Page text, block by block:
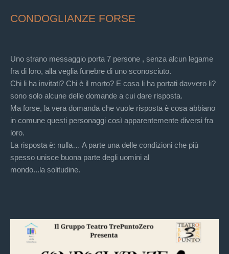
CONDOGLIANZE FORSE
Uno strano messaggio porta 7 persone , senza alcun legame
fra di loro, alla veglia funebre di uno sconosciuto.
Chi li ha invitati? Chi è il morto? E cosa li ha portati davvero li?
sono solo alcune delle domande a cui dare risposta.
Ma forse, la vera domanda che vuole risposta è cosa abbiano
in comune questi personaggi così apparentemente diversi fra
loro.
La risposta è: nulla… A parte una delle condizioni che più
spesso unisce buona parte degli uomini al
mondo...la solitudine.